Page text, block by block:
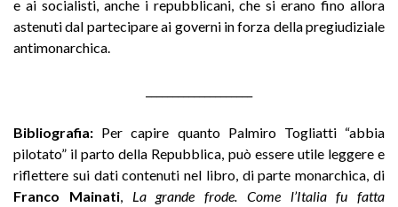
e ai socialisti, anche i repubblicani, che si erano fino allora
astenuti dal partecipare ai governi in forza della pregiudiziale
antimonarchica.
Bibliografia: Per capire quanto Palmiro Togliatti “abbia
pilotato” il parto della Repubblica, può essere utile leggere e
riflettere sui dati contenuti nel libro, di parte monarchica, di
Franco Mainati, La grande frode. Come l’Italia fu fatta